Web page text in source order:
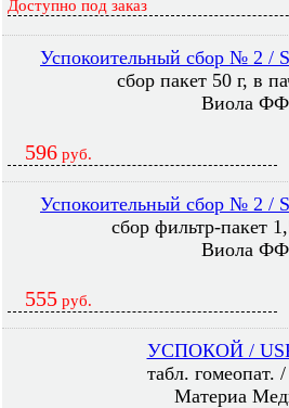
Доступно под заказ
Успокоительный сбор № 2 /
сбор пакет 50 г, в
Виола ФФ
596 руб.
Успокоительный сбор № 2 /
сбор фильтр-пакет
Виола ФФ
555 руб.
УСПОКОЙ /
табл. гомеопат.
Материа